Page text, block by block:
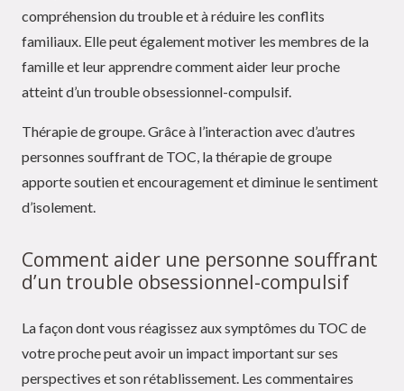
compréhension du trouble et à réduire les conflits
familiaux. Elle peut également motiver les membres de la
famille et leur apprendre comment aider leur proche
atteint d’un trouble obsessionnel-compulsif.
Thérapie de groupe. Grâce à l’interaction avec d’autres
personnes souffrant de TOC, la thérapie de groupe
apporte soutien et encouragement et diminue le sentiment
d’isolement.
Comment aider une personne souffrant
d’un trouble obsessionnel-compulsif
La façon dont vous réagissez aux symptômes du TOC de
votre proche peut avoir un impact important sur ses
perspectives et son rétablissement. Les commentaires